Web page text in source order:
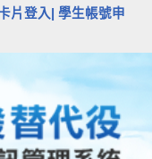
片登入|
學生帳號申